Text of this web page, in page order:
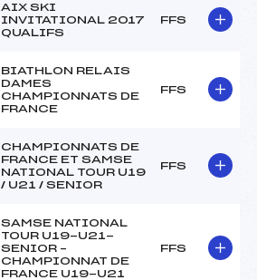
AIX SKI
INVITATIONAL 2017
QUALIFS
FFS
BIATHLON RELAIS
DAMES
CHAMPIONNATS DE
FRANCE
FFS
CHAMPIONNATS DE
FRANCE ET SAMSE
NATIONAL TOUR U19
/ U21 / SENIOR
FFS
SAMSE NATIONAL
TOUR U19-U21-
SENIOR –
CHAMPIONNAT DE
FRANCE U19-U21
FFS